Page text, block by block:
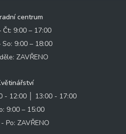
centrum
Čt: 9:00 – 17:00
So: 9:00 – 18:00
ZAVŘENO
- 12:00 │ 13:00 - 17:00
9:00 – 15:00
Po: ZAVŘENO